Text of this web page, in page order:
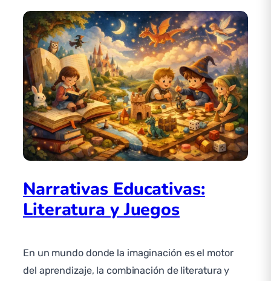
Narrativas Educativas:
Literatura y Juegos
En un mundo donde la imaginación es el motor
del aprendizaje, la combinación de literatura y